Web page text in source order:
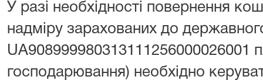
У разі необхідності повернення
надміру зарахованих до
UA908999980313111256000026001
господарювання) необхідно